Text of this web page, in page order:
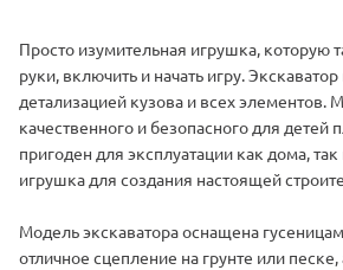
Просто изумительная игрушка, которую
руки, включить и начать игру.
детализацией кузова и всех элементов.
качественного и безопасного для детей
пригоден для эксплуатации как дома,
игрушка для создания настоящей
Модель экскаватора оснащена
отличное сцепление на грунте или